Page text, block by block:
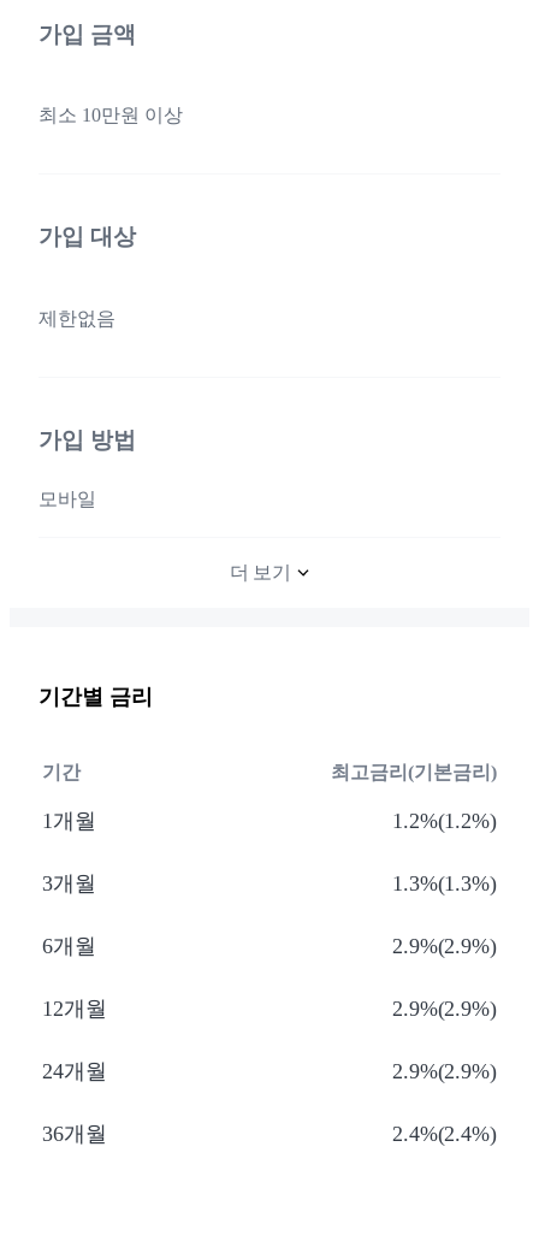
가입 금액
최소 10만원 이상
가입 대상
제한없음
가입 방법
모바일
더 보기
기간별 금리
기간 최고금리(기본금리)
1개월 1.2%(1.2%)
3개월 1.3%(1.3%)
6개월 2.9%(2.9%)
12개월 2.9%(2.9%)
24개월 2.9%(2.9%)
36개월 2.4%(2.4%)